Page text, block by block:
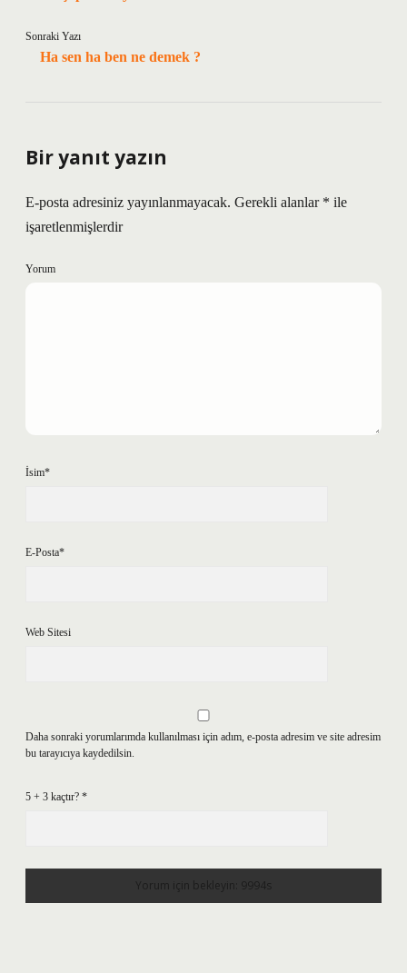
Sonraki Yazı
Ha sen ha ben ne demek ?
Bir yanıt yazın
E-posta adresiniz yayınlanmayacak. Gerekli alanlar * ile
işaretlenmişlerdir
Yorum
İsim*
E-Posta*
Web Sitesi
Daha sonraki yorumlarımda kullanılması için adım, e-posta adresim ve site adresim
bu tarayıcıya kaydedilsin.
5 + 3 kaçtır? *